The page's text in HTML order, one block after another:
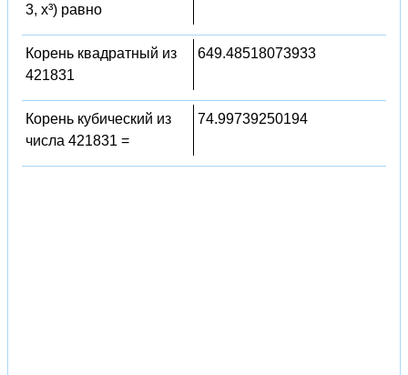
3, x³) равно
Корень квадратный из
421831
649.48518073933
Корень кубический из
числа 421831 =
74.99739250194